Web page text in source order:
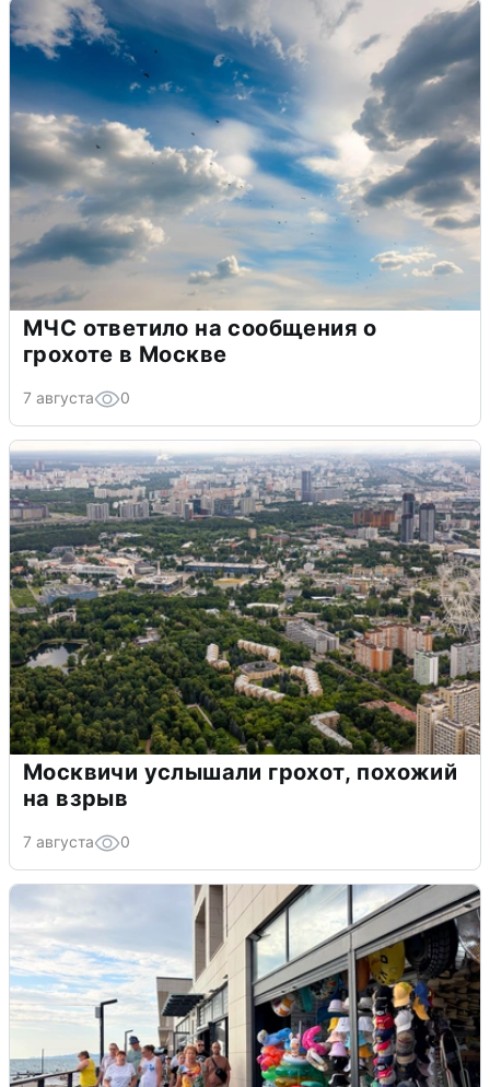
МЧС ответило на сообщения о
грохоте в Москве
7 августа 0
Москвичи услышали грохот, похожий
на взрыв
7 августа 0